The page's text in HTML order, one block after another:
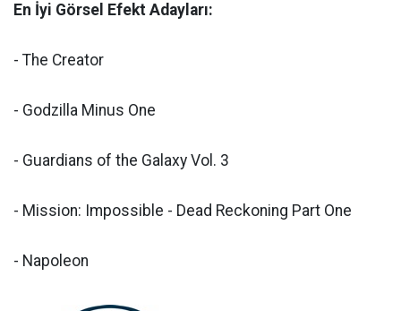
En İyi Görsel Efekt Adayları:
- The Creator
- Godzilla Minus One
- Guardians of the Galaxy Vol. 3
- Mission: Impossible - Dead Reckoning Part One
- Napoleon